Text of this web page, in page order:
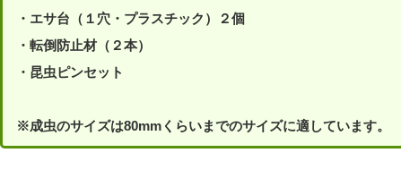
・エサ台（１穴・プラスチック）２個
・転倒防止材（２本）
・昆虫ピンセット
※成虫のサイズは80mmくらいまでのサイズに適しています。